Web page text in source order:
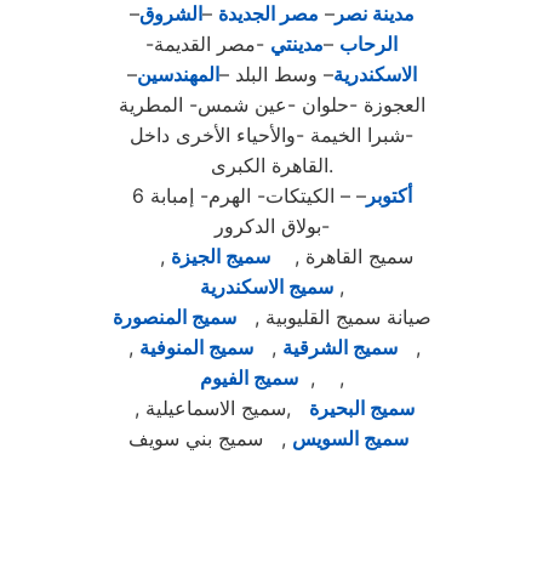
مدينة نصر– مصر الجديدة –الشروق–
الرحاب –مدينتي -مصر القديمة-
الاسكندرية– وسط البلد –المهندسين–
العجوزة -حلوان -عين شمس- المطرية
-شبرا الخيمة -والأحياء الأخرى داخل
القاهرة الكبرى.
6
أكتوبر– – الكيتكات- الهرم- إمبابة
-بولاق الدكرور
سميج القاهرة , سميج الجيزة ,
سميج الاسكندرية,
صيانة سميج القليوبية ,سميج المنصورة
, سميج الشرقية , سميج المنوفية ,
سميج الفيوم , ,
سميج البحيرة ,سميج الاسماعيلية ,
سميج السويس , سميج بني سويف